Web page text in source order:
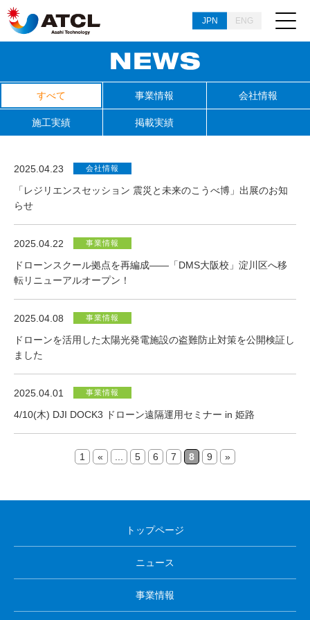
JPN ENG
すべて 事業情報 会社情報
施工実績 掲載実績
2025.04.23 会社情報
「レジリエンスセッション 震災と未来のこうべ博」出展のお知
らせ
2025.04.22 事業情報
ドローンスクール拠点を再編成――「DMS大阪校」淀川区へ移
転リニューアルオープン！
2025.04.08 事業情報
ドローンを活用した太陽光発電施設の盗難防止対策を公開検証し
ました
2025.04.01 事業情報
4/10(木) DJI DOCK3 ドローン遠隔運用セミナー in 姫路
1 « 5 6 7 8 9 »
トップページ
ニュース
事業情報